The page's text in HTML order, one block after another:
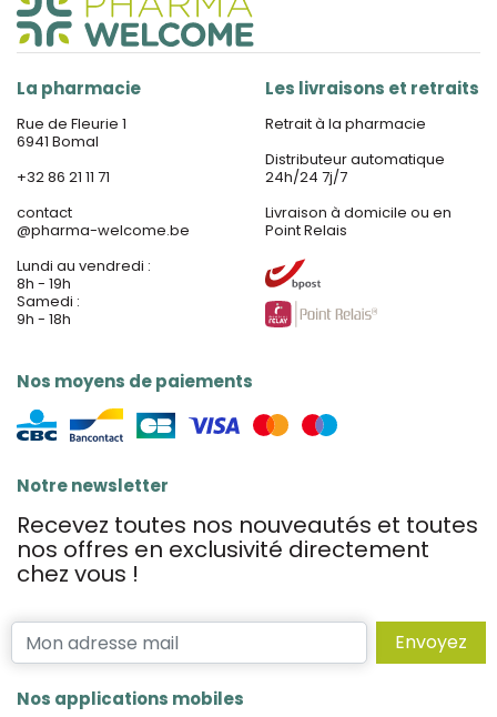
La pharmacie
Rue de Fleurie 1
6941 Bomal
+32 86 21 11 71
contact
@pharma-welcome.be
Lundi au vendredi :
8h - 19h
Samedi :
9h - 18h
Nos moyens de paiements
Les livraisons et retraits
Retrait à la pharmacie
Distributeur automatique
24h/24 7j/7
Livraison à domicile ou en
Point Relais
Notre newsletter
Recevez toutes nos nouveautés et toutes
nos offres en exclusivité directement
chez vous !
Envoyez
Nos applications mobiles